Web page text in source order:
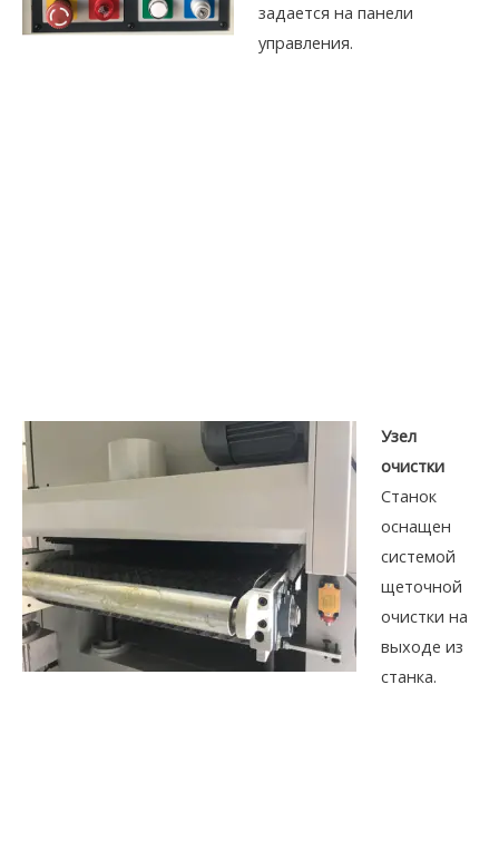
задается на панели
управления.
Узел
очистки
Станок
оснащен
системой
щеточной
очистки на
выходе из
станка.